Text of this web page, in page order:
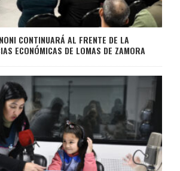
CONTINUARÁ AL FRENTE DE LA
ECONÓMICAS DE LOMAS DE ZAMORA